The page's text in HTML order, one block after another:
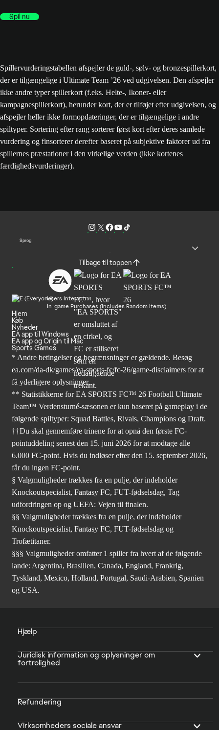
Spil nu
Spillervurderingstabellen afspejler de guld-, sølv- og bronzespillerkort,
der er tilgængelige i Ultimate Team ’26 ved udgivelsen. Den afspejler
ikke andre typer spillerkort (f.eks. Helte-, Ikoner- eller
kampagnespillerkort), herunder kort, der er tilføjet efter udgivelsen, og
afspejler heller ikke formopdateringer, der er tilgængelige i andre
spiltyper. Sortering efter rang sorterer først kort efter deres samlede
vurdering og finsorterer derefter baseret på subjektive faktorer ud fra
spillernes præstationer i den virkelige verden (ikke kortenes
færdighedsvurderinger).
Sprog
Tilbage til toppen
Users Interact
In-game Purchases (Includes Random Items)
Hjem
Køb
Nyheder
EA app til Windows
EA app og Origin til Mac
Sports Games
* Andre betingelser og begrænsninger er gældende. Besøg
ea.com/da-dk/games/ea-sports-fc/fc-26/game-disclaimers for at
få yderligere oplysninger.
** Statistikkerne for EA SPORTS FC™ 26 Football Ultimate
Team™ Verdensturné-sæsonen er kun baseret på gameplay i de
følgende spiltyper: Squad Battles, Rivals, Champions og Draft.
††Du skal gennemføre trinene for at opnå den første FC-
pointuddeling senest den 15. juni 2026 for at modtage alle
6.000 FC-point. Hvis du indløser efter den 15. september 2026,
får du ingen FC-point.
§ Valgmuligheder trækkes fra en pulje, der indeholder
Knockoutspecialist, Fantasy FC, FUT-fødselsdag, Tag
udfordringen op og UEFA: Vejen til finalen.
§§ Valgmuligheder trækkes fra en pulje, der indeholder
Knockoutspecialist, Fantasy FC, FUT-fødselsdag og
Trofætitaner.
§§§ Valgmuligheder omfatter 1 spiller fra hvert af de følgende
lande: Argentina, Brasilien, Canada, England, Frankrig,
Tyskland, Mexico, Holland, Portugal, Saudi-Arabien, Spanien
og USA.
Hjælp
Juridisk information og oplysninger om
fortrolighed
Refundering
Virksomheders sociale ansvar